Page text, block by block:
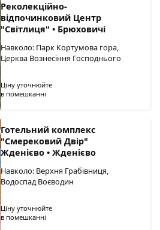
Реколекційно-
відпочинковий Центр
"Світлиця" • Брюховичі
Навколо: Парк Кортумова гора,
Церква Вознесіння Господнього
Ціну уточнюйте
в помешканні
Готельний комплекс
"Смерековий Двір"
Жденієво • Жденієво
Навколо: Верхня Грабівниця,
Водоспад Воєводин
Ціну уточнюйте
в помешканні